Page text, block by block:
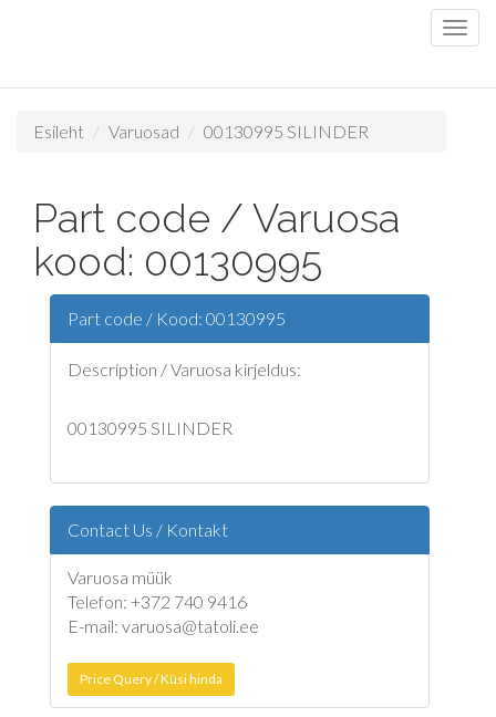
Esileht Varuosad 00130995 SILINDER
Part code / Varuosa
kood: 00130995
Part code / Kood: 00130995
Description / Varuosa kirjeldus:
00130995 SILINDER
Contact Us / Kontakt
Varuosa müük
Telefon: +372 740 9416
E-mail: varuosa@tatoli.ee
Price Query / Küsi hinda